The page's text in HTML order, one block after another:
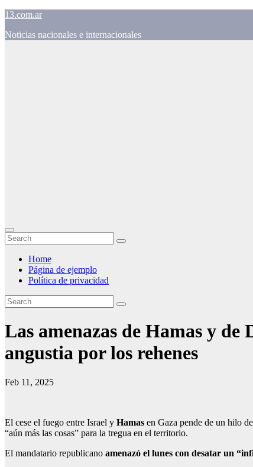
Skip
content
13.com.ar
Noticias nacionales e internacionales
Home
Página de ejemplo
Política de privacidad
Las amenazas de Hamas y
angustia por los rehenes
Feb 11, 2025
El cese el fuego entre Israel y Hamas en Gaza pende de un hilo
“aún más las cosas” para la tregua en el territorio.
El mandatario republicano amenazó el lunes con desatar un